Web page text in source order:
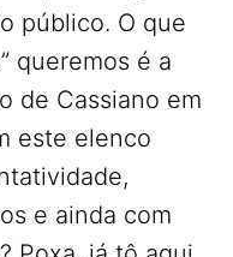
público. O que
queremos é a
de Cassiano em
este elenco
e ainda com